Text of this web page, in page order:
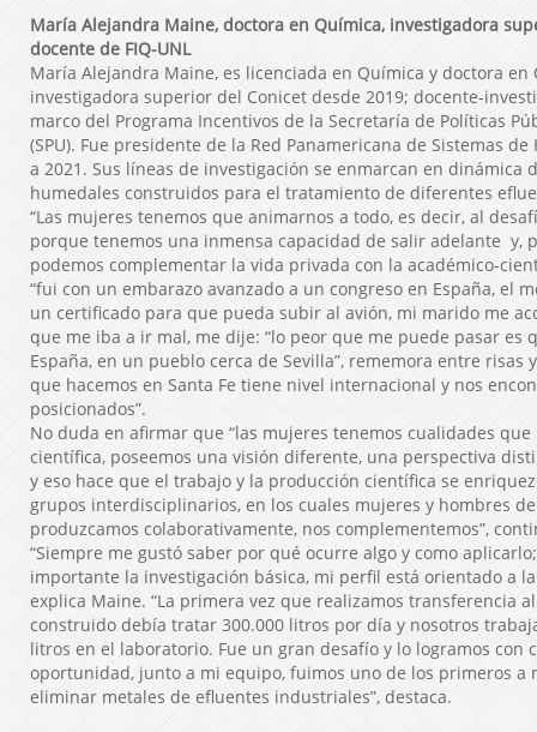
María Alejandra Maine, doctora en Química, investigadora
docente de FIQ-UNL
María Alejandra Maine, es licenciada en Química y doctora en
investigadora superior del Conicet desde 2019; docente-
marco del Programa Incentivos de la Secretaría de Políticas
(SPU). Fue presidente de la Red Panamericana de Sistemas
a 2021. Sus líneas de investigación se enmarcan en dinámica
humedales construidos para el tratamiento de diferentes
“Las mujeres tenemos que animarnos a todo, es decir, al
porque tenemos una inmensa capacidad de salir adelante y,
podemos complementar la vida privada con la académico-
“fui con un embarazo avanzado a un congreso en España, el
un certificado para que pueda subir al avión, mi marido me
que me iba a ir mal, me dije: “lo peor que me puede pasar es
España, en un pueblo cerca de Sevilla”, rememora entre risas
que hacemos en Santa Fe tiene nivel internacional y nos
posicionados”.
No duda en afirmar que “las mujeres tenemos cualidades
científica, poseemos una visión diferente, una perspectiva
y eso hace que el trabajo y la producción científica se
grupos interdisciplinarios, en los cuales mujeres y hombres
produzcamos colaborativamente, nos complementemos”,
“Siempre me gustó saber por qué ocurre algo y como
importante la investigación básica, mi perfil está orientado a
explica Maine. “La primera vez que realizamos transferencia
construido debía tratar 300.000 litros por día y nosotros
litros en el laboratorio. Fue un gran desafío y lo logramos con
oportunidad, junto a mi equipo, fuimos uno de los primeros a
eliminar metales de efluentes industriales”, destaca.